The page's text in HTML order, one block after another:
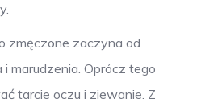
zmęczone zaczyna od
marudzenia. Oprócz tego
tarcie oczu i ziewanie. Z